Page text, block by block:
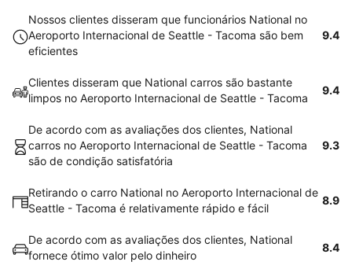
Nossos clientes disseram que funcionários National no
Aeroporto Internacional de Seattle - Tacoma são bem
eficientes
9.4
Clientes disseram que National carros são bastante
limpos no Aeroporto Internacional de Seattle - Tacoma
9.4
De acordo com as avaliações dos clientes, National
carros no Aeroporto Internacional de Seattle - Tacoma
são de condição satisfatória
9.3
Retirando o carro National no Aeroporto Internacional de
Seattle - Tacoma é relativamente rápido e fácil
8.9
De acordo com as avaliações dos clientes, National
fornece ótimo valor pelo dinheiro
8.4